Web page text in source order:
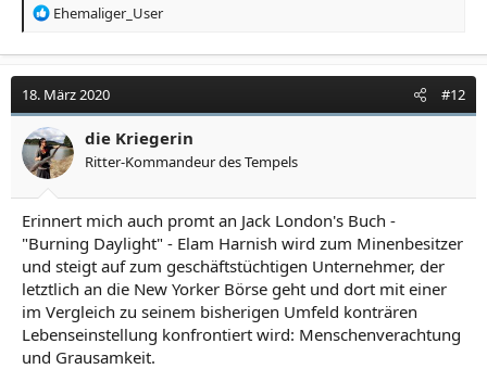
R
a
t
i
o
n
e
Ehemaliger_User
18. März 2020 #12
die Kriegerin
Ritter-Kommandeur des Tempels
Erinnert mich auch promt an Jack London's Buch -
"Burning Daylight" - Elam Harnish wird zum Minenbesitzer
und steigt auf zum geschäftstüchtigen Unternehmer, der
letztlich an die New Yorker Börse geht und dort mit einer
im Vergleich zu seinem bisherigen Umfeld konträren
Lebenseinstellung konfrontiert wird: Menschenverachtung
und Grausamkeit.